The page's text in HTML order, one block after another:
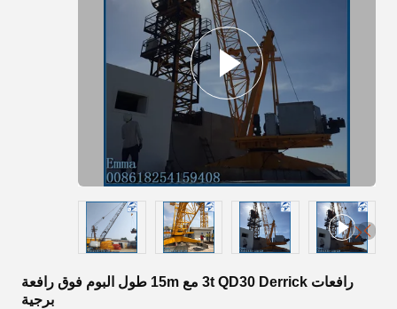
رافعات 3t QD30 Derrick مع 15m طول البوم فوق رافعة
برجية